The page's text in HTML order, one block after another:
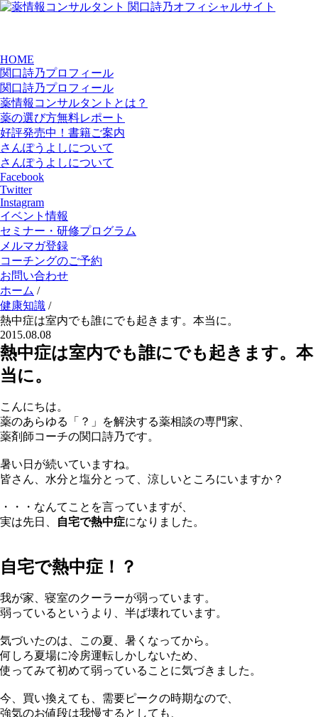
HOME
関口詩乃プロフィール
関口詩乃プロフィール
薬情報コンサルタントとは？
薬の選び方無料レポート
好評発売中！書籍ご案内
さんぽうよしについて
さんぽうよしについて
Facebook
Twitter
Instagram
イベント情報
セミナー・研修プログラム
メルマガ登録
コーチングのご予約
お問い合わせ
ホーム /
健康知識 /
熱中症は室内でも誰にでも起きます。本当に。
2015.08.08
熱中症は室内でも誰にでも起きます。本
当に。
こんにちは。
薬のあらゆる「？」を解決する薬相談の専門家、
薬剤師コーチの関口詩乃です。
暑い日が続いていますね。
皆さん、水分と塩分とって、涼しいところにいますか？
・・・なんてことを言っていますが、
実は先日、
自宅で熱中症になりました。
自宅で熱中症！？
我が家、寝室のクーラーが弱っています。
弱っているというより、半ば壊れています。
気づいたのは、この夏、暑くなってから。
何しろ夏場に冷房運転しかしないため、
使ってみて初めて弱っていることに気づきました。
今、買い換えても、需要ピークの時期なので、
強気のお値段は我慢するとしても、